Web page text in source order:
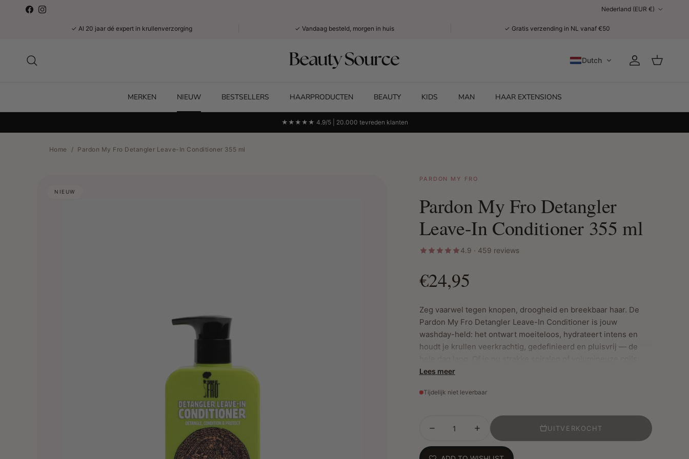
Ga naar inhoud
FacebookInstagram Nederland (EUR €)
✓ Al 20 jaar dé expert in krullenverzorging ✓ Vandaag besteld, morgen in huis ✓ Gratis verzending in NL vanaf €50
Dutch AccountWinkelwagen
MERKEN NIEUW BESTSELLERS HAARPRODUCTEN BEAUTY KIDS MAN HAAR EXTENSIONS
★★★★★ 4.9/5 | 20.000 tevreden klanten
Home / Pardon My Fro Detangler Leave-In Conditioner 355 ml
NIEUW
PARDON MY FRO
Pardon My Fro Detangler
Leave-In Conditioner 355 ml
4.9 · 459 reviews
€24,95
Zeg vaarwel tegen knopen, droogheid en breekbaar haar. De
Pardon My Fro Detangler Leave-In Conditioner is jouw
washday-held: het ontwart moeiteloos, hydrateert intens en
houdt je krullen veerkrachtig, gedefinieerd en pluisvrij — de
hebt, deze lichtgewicht formule biedt de perfecte mix van
heeft.
Winnaar van de2023 Women’s Health Healthy Hair Award
dat is niet voor niets!
Lees meer
Tijdelijk niet leverbaar
UITVERKOCHT